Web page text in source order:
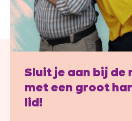
Sluit je aan bij de
met een groot
lid!